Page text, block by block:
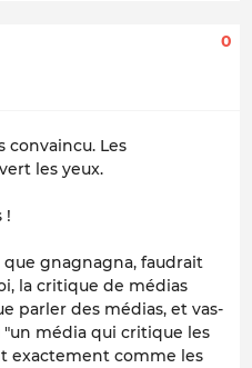
0
convaincu. Les
les yeux.
!
gnagnagna, faudrait
la critique de médias
parler des médias, et vas-
"un média qui critique les
exactement comme les